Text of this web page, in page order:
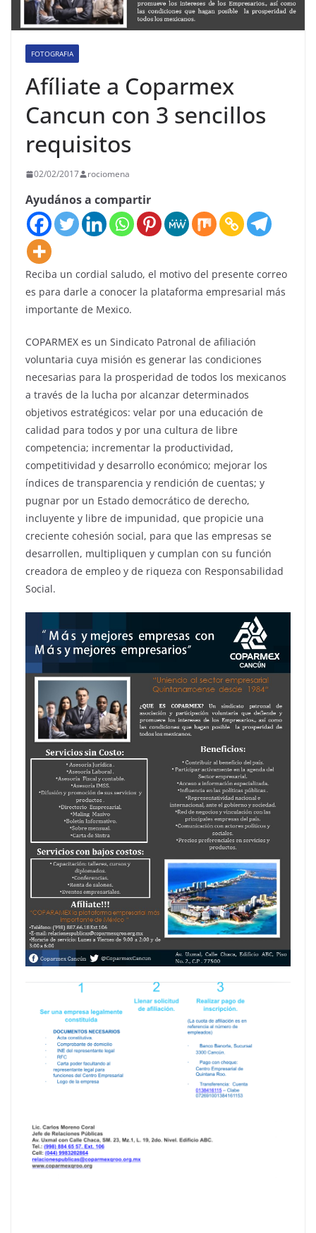
FOTOGRAFIA
Afíliate a Coparmex
Cancun con 3 sencillos
requisitos
02/02/2017 rociomena
Ayudános a compartir
Reciba un cordial saludo, el motivo del presente correo
es para darle a conocer la plataforma empresarial más
importante de Mexico.
COPARMEX es un Sindicato Patronal de afiliación
voluntaria cuya misión es generar las condiciones
necesarias para la prosperidad de todos los mexicanos
a través de la lucha por alcanzar determinados
objetivos estratégicos: velar por una educación de
calidad para todos y por una cultura de libre
competencia; incrementar la productividad,
competitividad y desarrollo económico; mejorar los
índices de transparencia y rendición de cuentas; y
pugnar por un Estado democrático de derecho,
incluyente y libre de impunidad, que propicie una
creciente cohesión social, para que las empresas se
desarrollen, multipliquen y cumplan con su función
creadora de empleo y de riqueza con Responsabilidad
Social.